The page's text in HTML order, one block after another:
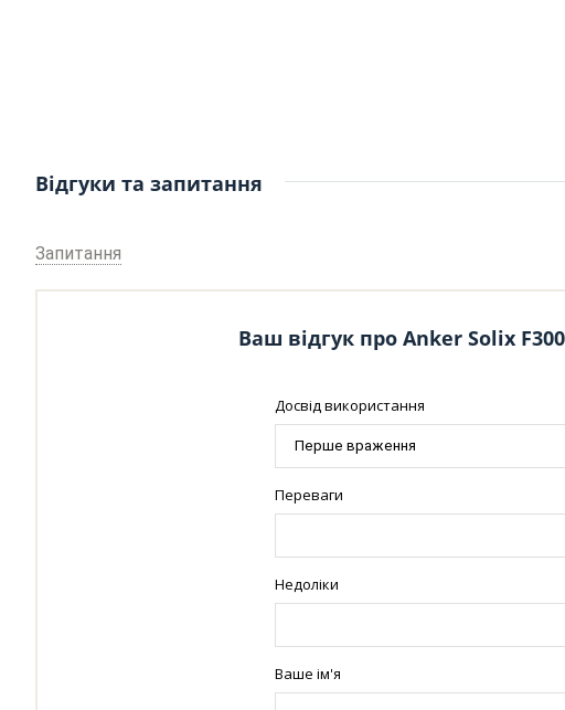
Відгуки та запитання
Запитання
Ваш відгук про Anker Solix
Досвід використання
Переваги
Недоліки
Ваше ім'я